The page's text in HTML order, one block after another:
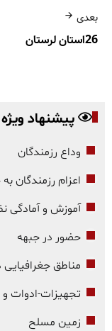
بعدی
26استان لرستان
پیشنهاد ویژه
وداع رزمندگان
اعزام رزمندگان
آموزش و آمادگی
حضور در جبهه
مناطق
تجهیزات-ادوات
زمین مسلح